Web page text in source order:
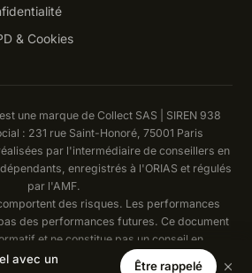
& Cookies
une marque de Collect SAS | SIREN 938
: 231 rue Saint-Honoré, 75001 Paris
par l'intermédiaire de conseillers en
enregistrés à l'ORIAS et régulés
par l'AMF.
des risques. Les performances
des performances futures. Ce document
et ne constitue pas un conseil en
investissement.
avec un
Être rappelé